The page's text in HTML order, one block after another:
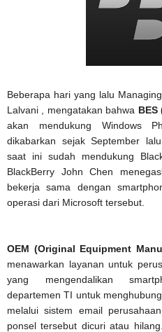
Beberapa hari yang lalu
Lalvani , mengatakan bahwa BES
akan mendukung Windows
dikabarkan sejak September
saat ini sudah mendukung
BlackBerry John Chen
bekerja sama dengan
operasi dari Microsoft tersebut.
OEM (Original Equipment
menawarkan layanan untuk
yang mengendalikan
departemen TI untuk
melalui sistem email
ponsel tersebut dicuri atau